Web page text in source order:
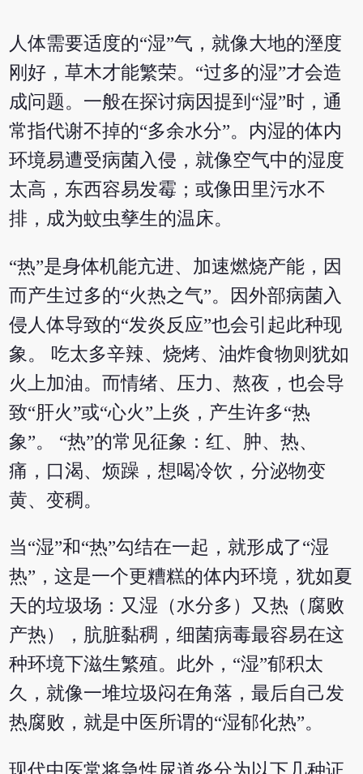
人体需要适度的“湿”气，就像大地的溼度
刚好，草木才能繁荣。“过多的湿”才会造
成问题。一般在探讨病因提到“湿”时，通
常指代谢不掉的“多余水分”。内湿的体内
环境易遭受病菌入侵，就像空气中的湿度
太高，东西容易发霉；或像田里污水不
排，成为蚊虫孳生的温床。
“热”是身体机能亢进、加速燃烧产能，因
而产生过多的“火热之气”。因外部病菌入
侵人体导致的“发炎反应”也会引起此种现
象。 吃太多辛辣、烧烤、油炸食物则犹如
火上加油。而情绪、压力、熬夜，也会导
致“肝火”或“心火”上炎，产生许多“热
象”。 “热”的常见征象：红、肿、热、
痛，口渴、烦躁，想喝冷饮，分泌物变
黄、变稠。
当“湿”和“热”勾结在一起，就形成了“湿
热”，这是一个更糟糕的体内环境，犹如夏
天的垃圾场：又湿（水分多）又热（腐败
产热），肮脏黏稠，细菌病毒最容易在这
种环境下滋生繁殖。此外，“湿”郁积太
久，就像一堆垃圾闷在角落，最后自己发
热腐败，就是中医所谓的“湿郁化热”。